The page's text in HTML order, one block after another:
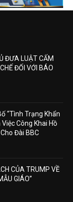
ĐƯA LUẬT CẤM
ĐỐI VỚI BÁO
“Tình Trạng Khẩn
Công Khai Hồ
Đài BBC
CỦA TRUMP VỀ
GIÁO”